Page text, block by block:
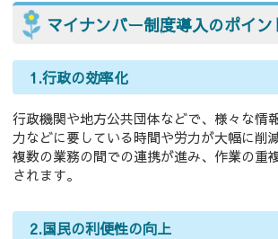
マイナンバー制度導入のポイン
1.行政の効率化
行政機関や地方公共団体などで、様々な情
力などに要している時間や労力が大幅に削
複数の業務の間での連携が進み、作業の重
されます。
2.国民の利便性の向上